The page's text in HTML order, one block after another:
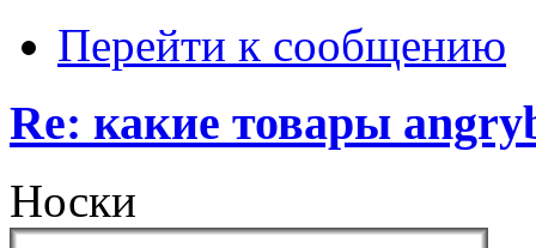
Перейти к сообщению
Re: какие товары
Носки